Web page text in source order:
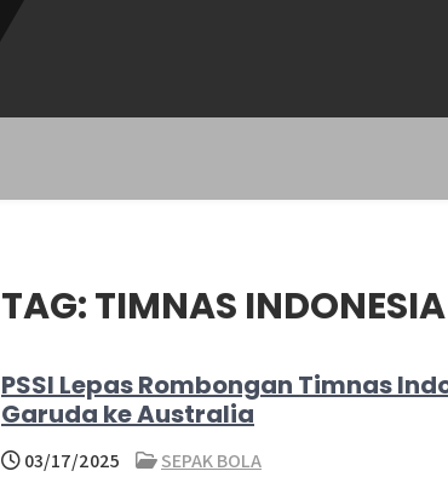
TAG:TIMNAS
PSSI Lepas Rombongan Timnas
Garuda ke Australia
03/17/2025
SEPAK BOLA